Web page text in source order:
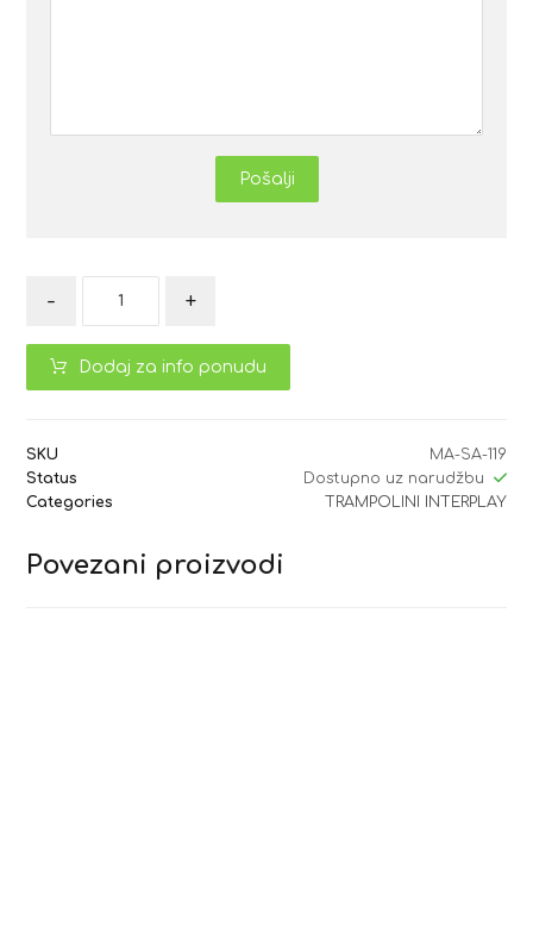
Pošalji
- +
Dodaj za info ponudu
SKU
MA-SA-119
Status
Dostupno uz narudžbu
Categories
TRAMPOLINI INTERPLAY
Povezani proizvodi